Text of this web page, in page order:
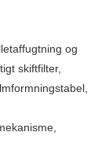
og
skiftfilter,